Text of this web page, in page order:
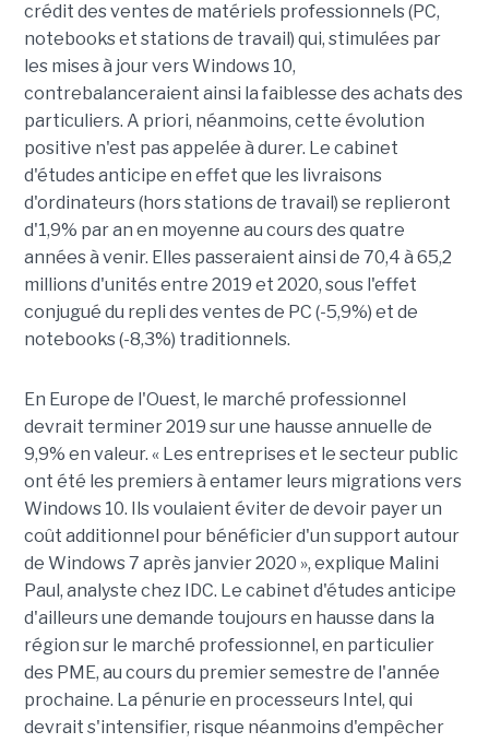
crédit des ventes de matériels professionnels (PC,
notebooks et stations de travail) qui, stimulées par
les mises à jour vers Windows 10,
contrebalanceraient ainsi la faiblesse des achats des
particuliers. A priori, néanmoins, cette évolution
positive n'est pas appelée à durer. Le cabinet
d'études anticipe en effet que les livraisons
d'ordinateurs (hors stations de travail) se replieront
d'1,9% par an en moyenne au cours des quatre
années à venir. Elles passeraient ainsi de 70,4 à 65,2
millions d'unités entre 2019 et 2020, sous l'effet
conjugué du repli des ventes de PC (-5,9%) et de
notebooks (-8,3%) traditionnels.
En Europe de l'Ouest, le marché professionnel
devrait terminer 2019 sur une hausse annuelle de
9,9% en valeur. « Les entreprises et le secteur public
ont été les premiers à entamer leurs migrations vers
Windows 10. Ils voulaient éviter de devoir payer un
coût additionnel pour bénéficier d'un support autour
de Windows 7 après janvier 2020 », explique Malini
Paul, analyste chez IDC. Le cabinet d'études anticipe
d'ailleurs une demande toujours en hausse dans la
région sur le marché professionnel, en particulier
des PME, au cours du premier semestre de l'année
prochaine. La pénurie en processeurs Intel, qui
devrait s'intensifier, risque néanmoins d'empêcher